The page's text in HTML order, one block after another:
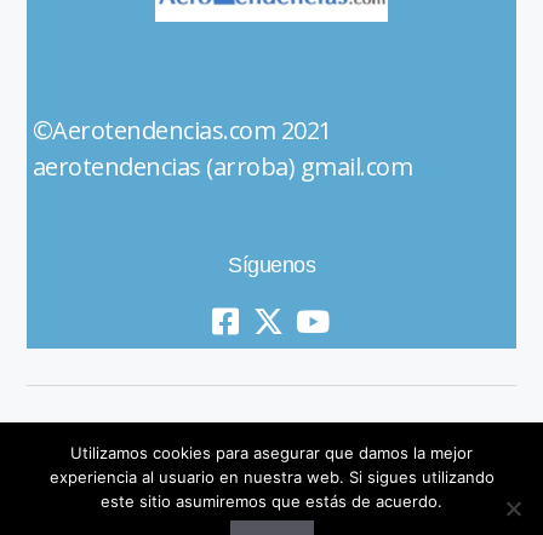
©Aerotendencias.com 2021
aerotendencias (arroba) gmail.com
Síguenos
© 2019 All Rights Reserved
Utilizamos cookies para asegurar que damos la mejor
experiencia al usuario en nuestra web. Si sigues utilizando
este sitio asumiremos que estás de acuerdo.